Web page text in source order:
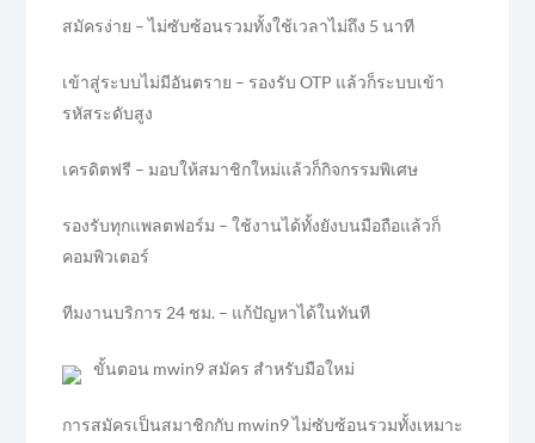
สมัครง่าย – ไม่ซับซ้อนรวมทั้งใช้เวลาไม่ถึง 5 นาที
เข้าสู่ระบบไม่มีอันตราย – รองรับ OTP แล้วก็ระบบเข้า
รหัสระดับสูง
เครดิตฟรี – มอบให้สมาชิกใหม่แล้วก็กิจกรรมพิเศษ
รองรับทุกแพลตฟอร์ม – ใช้งานได้ทั้งยังบนมือถือแล้วก็
คอมพิวเตอร์
ทีมงานบริการ 24 ชม. – แก้ปัญหาได้ในทันที
ขั้นตอน mwin9 สมัคร สำหรับมือใหม่
การสมัครเป็นสมาชิกกับ mwin9 ไม่ซับซ้อนรวมทั้งเหมาะ